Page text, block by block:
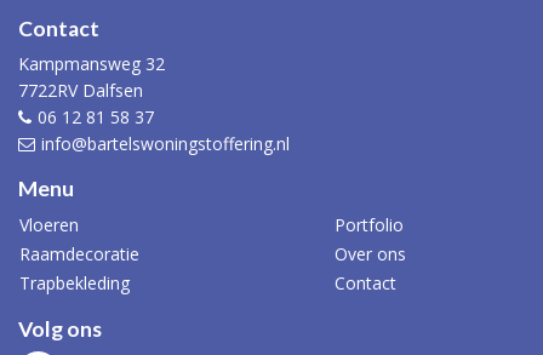
Contact
Kampmansweg 32
7722RV Dalfsen
06 12 81 58 37
info@bartelswoningstoffering.nl
Menu
Vloeren
Portfolio
Raamdecoratie
Over ons
Trapbekleding
Contact
Volg ons